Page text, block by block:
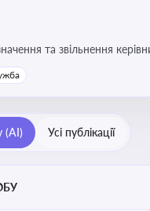
та звільнення
(AI) Усі публікації